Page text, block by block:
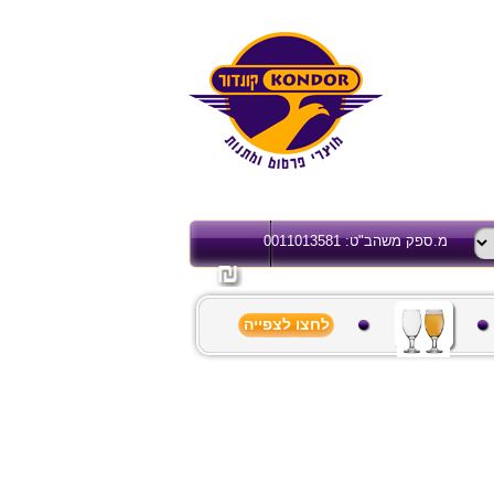
מ.ספק משהב"ט: 0011013581
לחצו לצפייה